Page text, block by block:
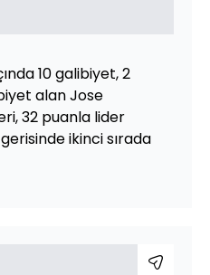
10 galibiyet, 2
alan Jose
32 puanla lider
ikinci sırada